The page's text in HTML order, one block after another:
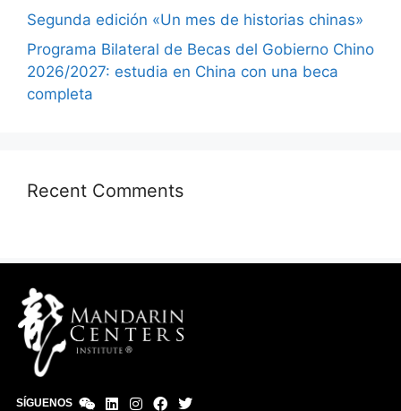
Segunda edición «Un mes de historias chinas»
Programa Bilateral de Becas del Gobierno Chino
2026/2027: estudia en China con una beca
completa
Recent Comments
SÍGUENOS